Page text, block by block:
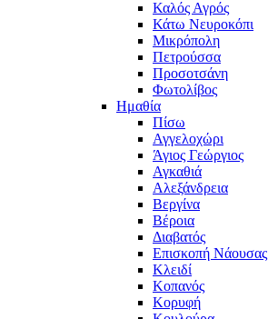
Καλός Αγρός
Κάτω Νευροκόπι
Μικρόπολη
Πετρούσσα
Προσοτσάνη
Φωτολίβος
Ημαθία
Πίσω
Αγγελοχώρι
Άγιος Γεώργιος
Αγκαθιά
Αλεξάνδρεια
Βεργίνα
Βέροια
Διαβατός
Επισκοπή Νάουσας
Κλειδί
Κοπανός
Κορυφή